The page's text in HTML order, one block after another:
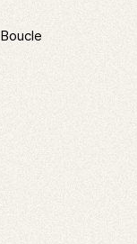
Boucle